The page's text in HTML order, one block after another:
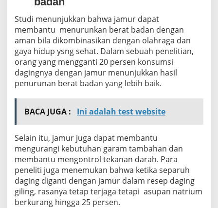
Studi menunjukkan bahwa jamur dapat
membantu menurunkan berat badan dengan
aman bila dikombinasikan dengan olahraga dan
gaya hidup ysng sehat. Dalam sebuah penelitian,
orang yang mengganti 20 persen konsumsi
dagingnya dengan jamur menunjukkan hasil
penurunan berat badan yang lebih baik.
BACA JUGA : Ini adalah test website
Selain itu, jamur juga dapat membantu
mengurangi kebutuhan garam tambahan dan
membantu mengontrol tekanan darah. Para
peneliti juga menemukan bahwa ketika separuh
daging diganti dengan jamur dalam resep daging
giling, rasanya tetap terjaga tetapi asupan natrium
berkurang hingga 25 persen.